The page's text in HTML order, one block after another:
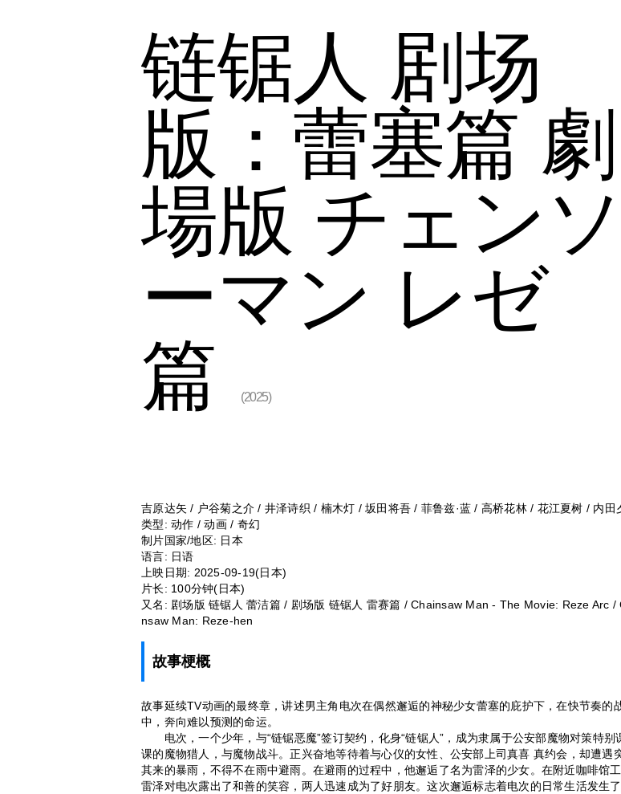
链锯人 剧场
版：蕾塞篇 劇
場版 チェンソ
ーマン レゼ
篇
(2025)
吉原达矢 / 户谷菊之介 / 井泽诗织 / 楠木灯 / 坂田将吾 / 菲鲁兹·蓝 / 高桥花林 / 花江夏树 / 内田
类型: 动作 / 动画 / 奇幻
制片国家/地区: 日本
语言: 日语
上映日期: 2025-09-19(日本)
片长: 100分钟(日本)
又名: 剧场版 链锯人 蕾洁篇 / 剧场版 链锯人 雷赛篇 / Chainsaw Man - The Movie: Reze Arc /
nsaw Man: Reze-hen
故事梗概
故事延续TV动画的最终章，讲述男主角电次在偶然邂逅的神秘少女蕾塞的庇护下，在快节奏的
中，奔向难以预测的命运。
电次，一个少年，与“链锯恶魔”签订契约，化身“链锯人”，成为隶属于公安部魔物对策特别
课的魔物猎人，与魔物战斗。正兴奋地等待着与心仪的女性、公安部上司真喜 真约会，却遭遇
其来的暴雨，不得不在雨中避雨。在避雨的过程中，他邂逅了名为雷泽的少女。在附近咖啡馆
雷泽对电次露出了和善的笑容，两人迅速成为了好朋友。这次邂逅标志着电次的日常生活发生